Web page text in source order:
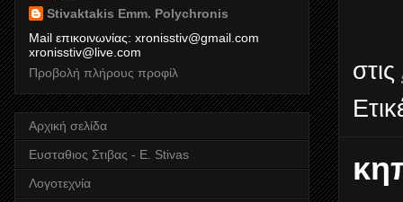
στις
Stivaktakis Emm. Polychronis
Mail επικοινωνίας: xronisstiv@gmail.com
xronisstiv@live.com
Προβολή πλήρους προφίλ
Αρχική σελίδα
Ευσταθιος Στιβας - E. Stivas
Λογοτεχνία